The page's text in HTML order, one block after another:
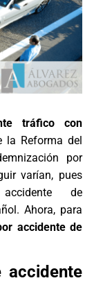
tráfico con
la Reforma del
por
varían, pues
de
Ahora, para
accidente de
accidente